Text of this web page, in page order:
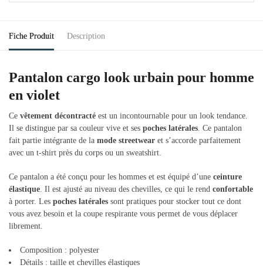
Fiche Produit Description
Pantalon cargo look urbain pour homme
en violet
Ce vêtement décontracté est un incontournable pour un look tendance.
Il se distingue par sa couleur vive et ses poches latérales. Ce pantalon
fait partie intégrante de la mode streetwear et s’accorde parfaitement
avec un t-shirt près du corps ou un sweatshirt.
Ce pantalon a été conçu pour les hommes et est équipé d’une ceinture
élastique. Il est ajusté au niveau des chevilles, ce qui le rend confortable
à porter. Les poches latérales sont pratiques pour stocker tout ce dont
vous avez besoin et la coupe respirante vous permet de vous déplacer
librement.
Composition : polyester
Détails : taille et chevilles élastiques